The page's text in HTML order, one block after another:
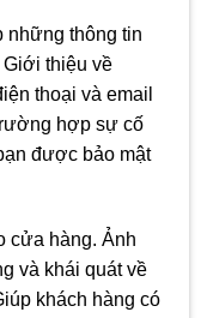
những thông tin
thiệu về
thoại và email
hợp sự cố
được bảo mật
cửa hàng. Ảnh
và khái quát về
khách hàng có